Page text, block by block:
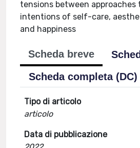
tensions between approaches
intentions of self-care,
and happiness
Scheda breve
Scheda completa (DC)
Tipo di articolo
articolo
Data di pubblicazione